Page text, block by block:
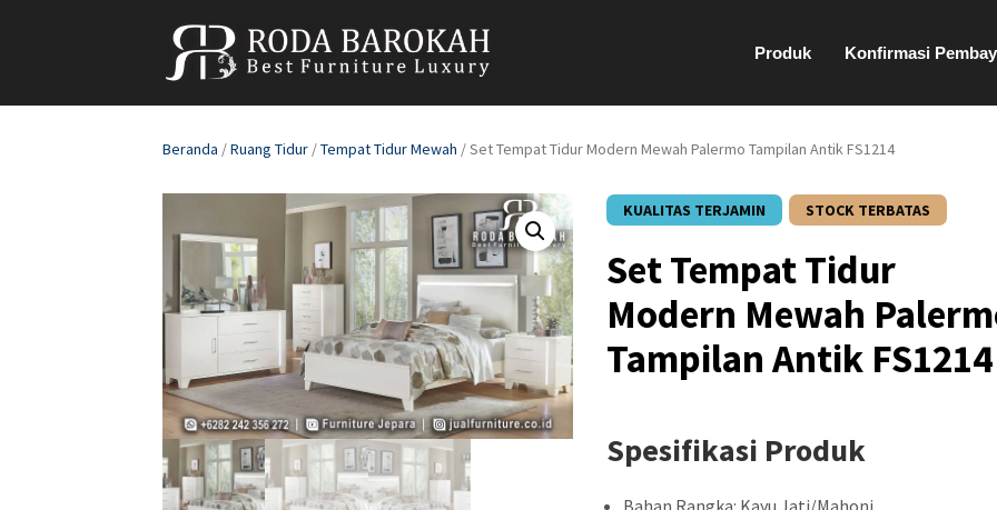
Produk Konfirmasi
Beranda /Ruang Tidur /Tempat Tidur Mewah / Set Tempat Tidur Modern Mewah Palermo Tampilan Antik FS1214
KUALITAS TERJAMIN STOCK TERBATAS
Set Tempat Tidur
Modern Mewah
Tampilan Antik FS1214
Spesifikasi Produk
Bahan Rangka: Kayu Jati/Mahoni